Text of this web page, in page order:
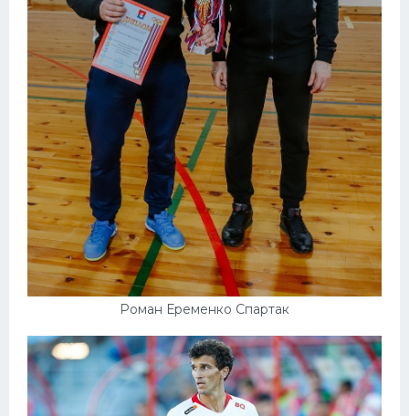
Роман Еременко Спартак